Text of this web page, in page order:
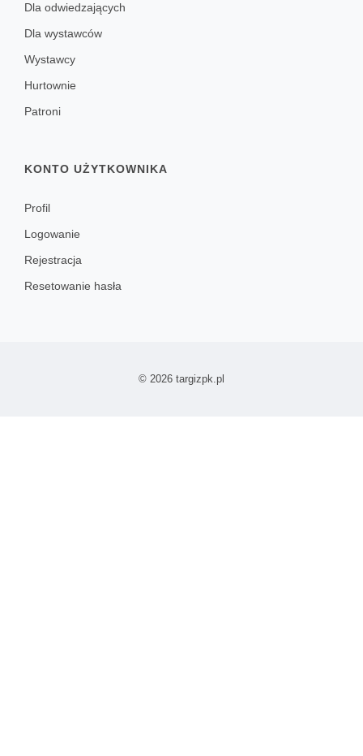
Dla odwiedzających
Dla wystawców
Wystawcy
Hurtownie
Patroni
KONTO UŻYTKOWNIKA
Profil
Logowanie
Rejestracja
Resetowanie hasła
© 2026 targizpk.pl